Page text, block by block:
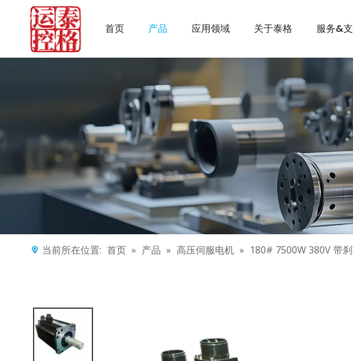
首页 产品 应用领域 关于泰格 服务&
当前所在位置: 首页 » 产品 » 高压伺服电机 » 180# 7500W 380V 带